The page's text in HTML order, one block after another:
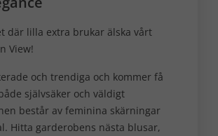
där lilla extra brukar älska vårt
View!
och trendiga och kommer få
självsäker och väldigt
består av feminina skärningar
Hitta garderobens nästa blusar,